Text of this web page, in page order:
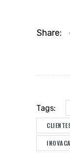
Share:
Tags: